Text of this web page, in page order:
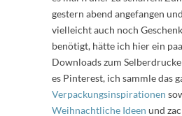
gestern abend angefangen
vielleicht auch noch
benötigt, hätte ich hier ein
Downloads zum
es Pinterest, ich sammle das
Verpackungsinspirationen
Weihnachtliche Ideen und